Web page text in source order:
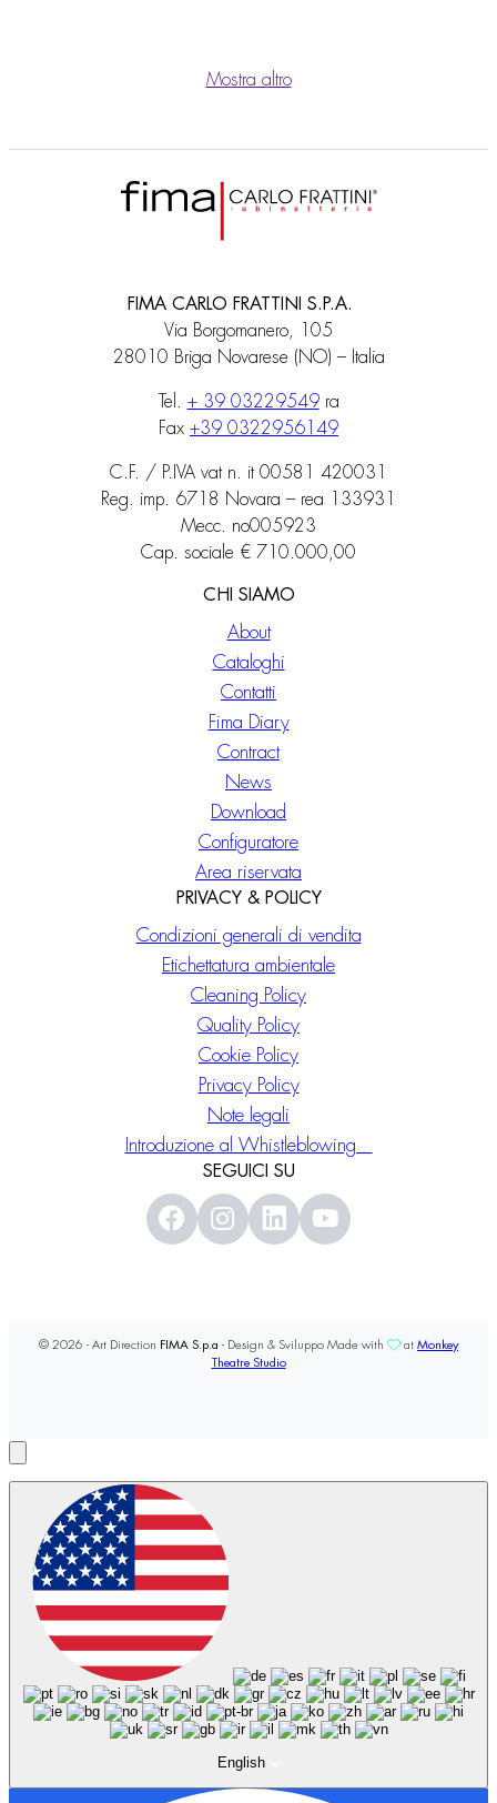
Mostra altro
FIMA CARLO FRATTINI S.P.A.
Via Borgomanero, 105
28010 Briga Novarese (NO) – Italia
Tel. + 39 03229549ra
Fax +39 0322956149
C.F. / P.IVA vat n. it 00581 420031
Reg. imp. 6718 Novara – rea 133931
Mecc. no005923
Cap. sociale € 710.000,00
CHI SIAMO
About
Cataloghi
Contatti
Fima Diary
Contract
News
Download
Configuratore
Area riservata
PRIVACY & POLICY
Condizioni generali di vendita
Etichettatura ambientale
Cleaning Policy
Quality Policy
Cookie Policy
Privacy Policy
Note legali
Introduzione al Whistleblowing
SEGUICI SU
© 2026 - Art Direction FIMA S.p.a - Design & Sviluppo Made with at Monkey
Theatre Studio
English